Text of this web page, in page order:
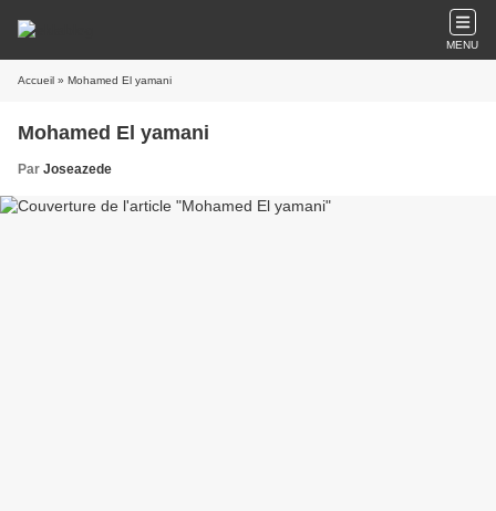
MENU
Accueil » Mohamed El yamani
Mohamed El yamani
Par Joseazede